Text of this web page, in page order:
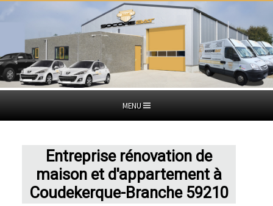
MENU
Entreprise rénovation de
maison et d'appartement à
Coudekerque-Branche 59210